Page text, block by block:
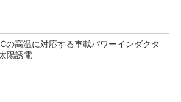
高温に対応する車載パワーインダクタ
陽誘電